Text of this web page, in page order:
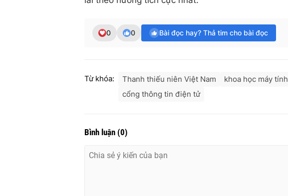
0 0 Bài đọc hay? Thả tim cho bài đọc
Từ khóa: Thanh thiếu niên Việt Nam khoa học máy tính
cổng thông tin điện tử
Bình luận (0)